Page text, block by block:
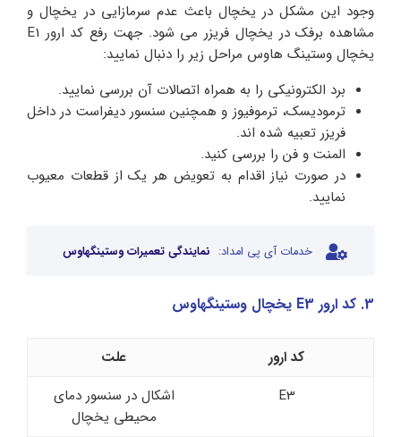
وجود این مشکل در یخچال باعث عدم سرمازایی در یخچال و
مشاهده برفک در یخچال فریزر می شود. جهت رفع کد ارور E1
یخچال وستینگ هاوس مراحل زیر را دنبال نمایید:
برد الکترونیکی را به همراه اتصالات آن بررسی نمایید.
ترمودیسک، ترموفیوز و همچنین سنسور دیفراست در داخل
فریزر تعبیه شده اند.
المنت و فن را بررسی کنید.
در صورت نیاز اقدام به تعویض هر یک از قطعات معیوب
نمایید.
خدمات آی پی امداد: نمایندگی تعمیرات وستینگهاوس
3. کد ارور E3 یخچال وستینگهاوس
کد ارور
علت
E3
اشکال در سنسور دمای
محیطی یخچال